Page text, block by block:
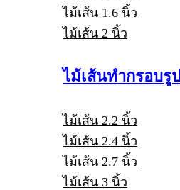
ไม้เส้น 1.6 นิ้ว
ไม้เส้น 2 นิ้ว
ไม้เส้นทำกรอบรูป
ไม้เส้น 2.2 นิ้ว
ไม้เส้น 2.4 นิ้ว
ไม้เส้น 2.7 นิ้ว
ไม้เส้น 3 นิ้ว